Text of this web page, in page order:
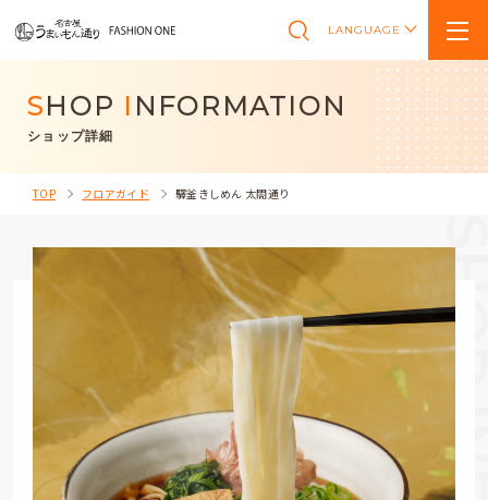
LANGUAGE
SHOP I NFORMATION
ショップ詳細
TOP フロアガイド 驛釜きしめん 太閤通り